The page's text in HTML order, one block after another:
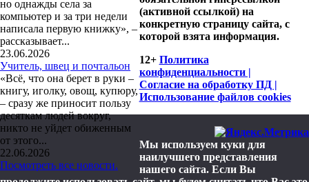
но однажды села за
компьютер и за три недели
написала первую книжку», –
рассказывает...
23.06.2026
Учитель, швец и почтальон
«Всё, что она берет в руки –
книгу, иголку, овощ, купюру,
– сразу же приносит пользу
десяткам людей вокруг,
никто не уйдет обиженным
от этого...
22.06.2026
Посмотреть все новости.
(активной ссылкой) на
конкретную страницу сайта, с
которой взята информация.
12+ Политика
конфиденциальности |
Согласие на обработку ПД |
Использование файлов cookies
Мы используем куки для
наилучшего представления
нашего сайта. Если Вы